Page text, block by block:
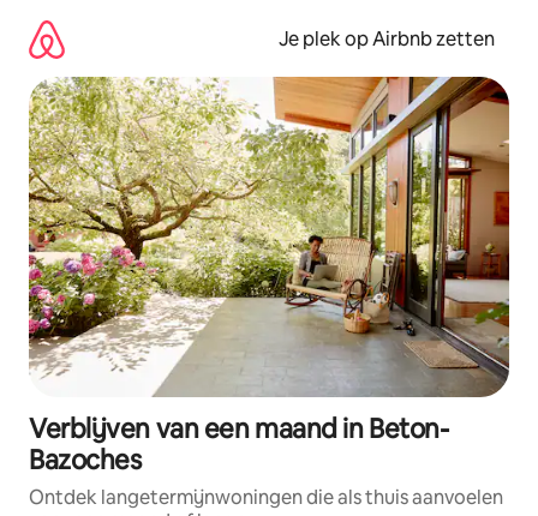
direct
naar
inhoud
Je plek op Airbnb zetten
Verblijven van een maand in Beton-
Bazoches
Ontdek langetermijnwoningen die als thuis aanvoelen